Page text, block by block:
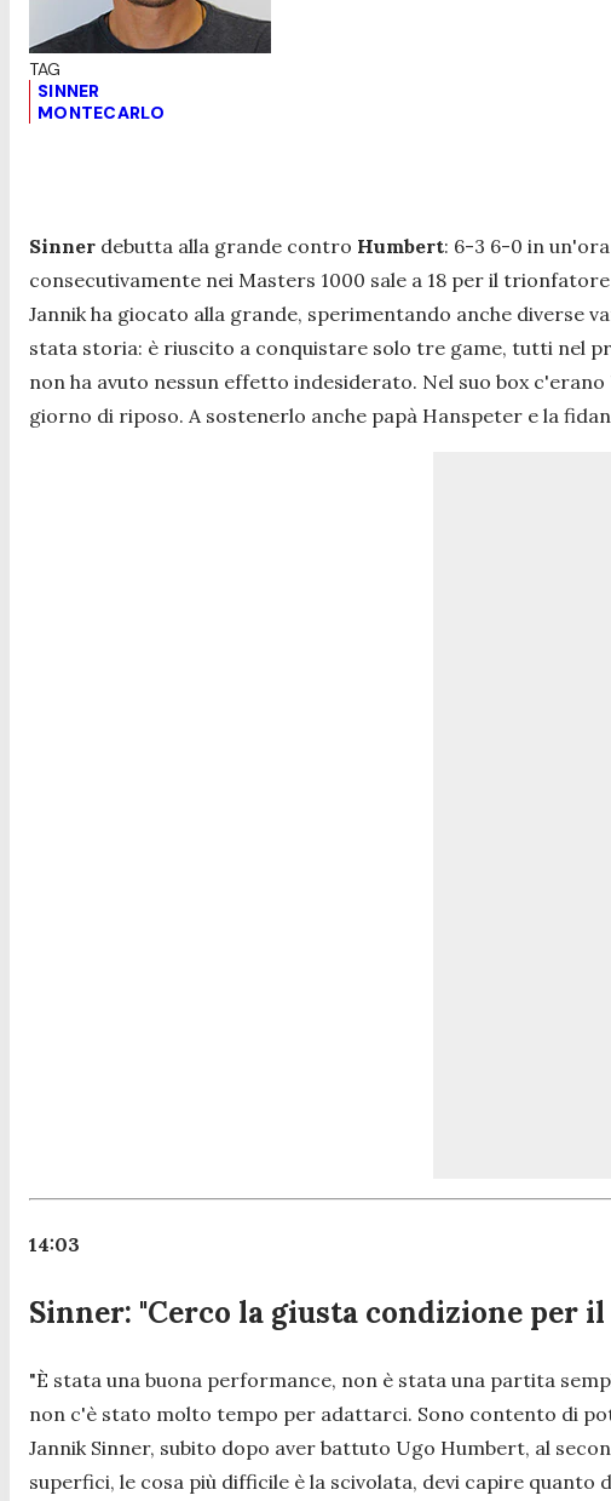
SINNER
MONTECARLO
Sinner debutta alla grande contro Humbert: 6-3 6-0 in
consecutivamente nei Masters 1000 sale a 18 per il
Jannik ha giocato alla grande, sperimentando anche diverse
stata storia: è riuscito a conquistare solo tre game, tutti nel
non ha avuto nessun effetto indesiderato. Nel suo box c'erano
giorno di riposo. A sostenerlo anche papà Hanspeter e la
14:03
Sinner: "Cerco la giusta condizione per
"È stata una buona performance, non è stata una partita
non c'è stato molto tempo per adattarci. Sono contento di
Jannik Sinner, subito dopo aver battuto Ugo Humbert, al
superfici, le cosa più difficile è la scivolata, devi capire